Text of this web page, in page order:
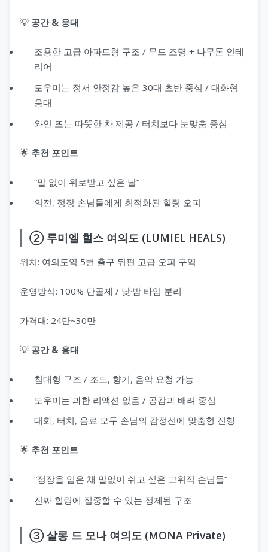
💡 공간 & 응대
조용한 고급 아파트형 구조 / 무드 조명 + 나무톤 인테
리어
도우미는 정서 안정감 높은 30대 초반 중심 / 대화형
응대
와인 또는 따뜻한 차 제공 / 터치보다 눈맞춤 중심
🌟 추천 포인트
“말 없이 위로받고 싶은 날”
의전, 정장 손님들에게 최적화된 힐링 오피
② 루미엘 힐스 여의도 (LUMIEL HEALS)
위치: 여의도역 5번 출구 뒤편 고급 오피 구역
운영방식: 100% 단골제 / 낮·밤 타임 분리
가격대: 24만~30만
💡 공간 & 응대
침대형 구조 / 조도, 향기, 음악 요청 가능
도우미는 과한 리액션 없음 / 공감과 배려 중심
대화, 터치, 음료 모두 손님의 감정선에 맞춤형 진행
🌟 추천 포인트
“정장을 입은 채 말없이 쉬고 싶은 고위직 손님들”
진짜 힐링에 집중할 수 있는 정제된 구조
③ 살롱 드 모나 여의도 (MONA Private)